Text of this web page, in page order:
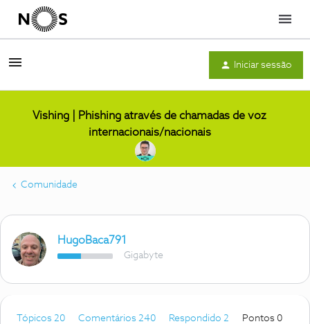
Menu
Iniciar sessão
Vishing | Phishing através de chamadas de voz
internacionais/nacionais
Comunidade
HugoBaca791
Gigabyte
Tópicos 20 Comentários 240 Respondido 2
Pontos 0